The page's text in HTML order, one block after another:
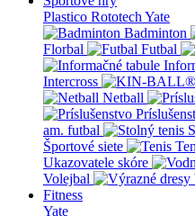
Plastico Rototech Yate
Badminton
Florbal
Futbal
Intercross
Netball
am. futbal
Športové siete
Ukazovatele skóre
Volejbal
Fitness
Yate